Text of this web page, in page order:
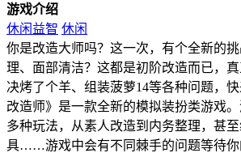
游戏介绍
休闲益智 休闲
你是改造大师吗？这一次，有个全新的
理、面部清洁？这都是初阶改造而已，
决烤了个羊、组装菠萝14等各种问题，
改造师》是一款全新的模拟装扮类游戏。
多种玩法，从素人改造到内务整理，甚
具……游戏中会有不同棘手的问题等待你